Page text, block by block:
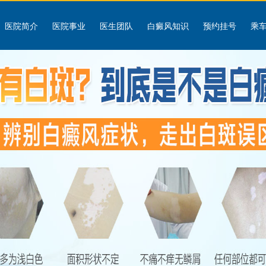
医院简介 医院事业 医生团队 白癜风知识 预约挂号 乘